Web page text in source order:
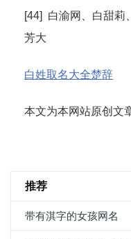
[44] 白渝网、白甜莉
芳大
白姓取名大全楚辞
本文为本网站原创文
推荐
带有淇字的女孩网名